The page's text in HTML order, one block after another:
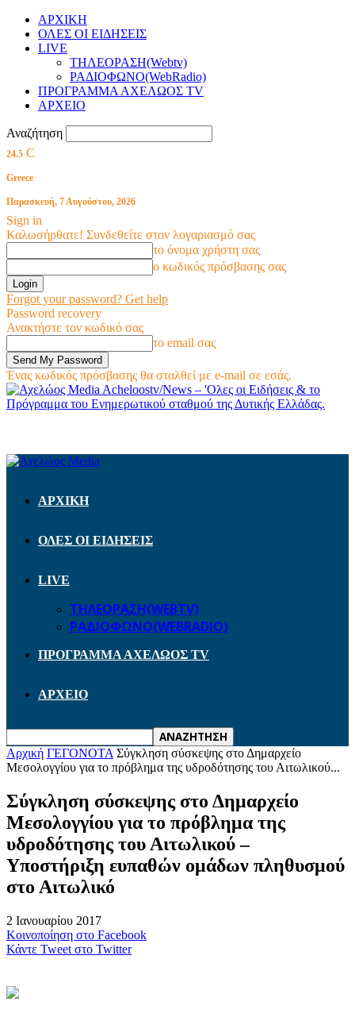
ΑΡΧΙΚΗ
ΟΛΕΣ ΟΙ ΕΙΔΗΣΕΙΣ
LIVE
ΤΗΛΕΟΡΑΣΗ(Webtv)
ΡΑΔΙΟΦΩΝΟ(WebRadio)
ΠΡΟΓΡΑΜΜΑ ΑΧΕΛΩΟΣ TV
ΑΡΧΕΙΟ
Αναζήτηση
24.5 C
Greece
Παρασκευή, 7 Αυγούστου, 2026
Sign in
Καλωσήρθατε! Συνδεθείτε στον λογαριασμό σας
το όνομα χρήστη σας
ο κωδικός πρόσβασης σας
Forgot your password? Get help
Password recovery
Ανακτήστε τον κωδικό σας
το email σας
Ένας κωδικός πρόσβασης θα σταλθεί με e-mail σε εσάς.
Acheloostv/News – 'Ολες οι Ειδήσεις & το
Πρόγραμμα του Ενημερωτικού σταθμού της Δυτικής Ελλάδας.
ΑΡΧΙΚΗ
ΟΛΕΣ ΟΙ ΕΙΔΗΣΕΙΣ
LIVE
ΤΗΛΕΟΡΑΣΗ(WEBTV)
ΡΑΔΙΟΦΩΝΟ(WEBRADIO)
ΠΡΟΓΡΑΜΜΑ ΑΧΕΛΩΟΣ TV
ΑΡΧΕΙΟ
Αρχική ΓΕΓΟΝΟΤΑ Σύγκληση σύσκεψης στο Δημαρχείο
Μεσολογγίου για το πρόβλημα της υδροδότησης του Αιτωλικού...
Σύγκληση σύσκεψης στο Δημαρχείο
Μεσολογγίου για το πρόβλημα της
υδροδότησης του Αιτωλικού –
Υποστήριξη ευπαθών ομάδων πληθυσμού
στο Αιτωλικό
2 Ιανουαρίου 2017
Κοινοποίηση στο Facebook
Κάντε Tweet στο Twitter